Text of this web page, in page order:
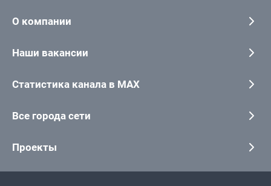
О компании
Наши вакансии
Статистика канала в MAX
Все города сети
Проекты